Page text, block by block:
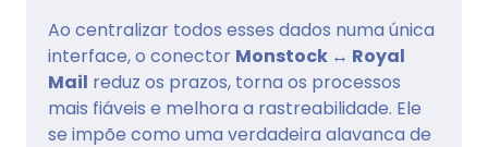
Ao centralizar todos esses dados numa única
interface, o conector Monstock ↔ Royal
Mail reduz os prazos, torna os processos
mais fiáveis e melhora a rastreabilidade. Ele
se impõe como uma verdadeira alavanca de